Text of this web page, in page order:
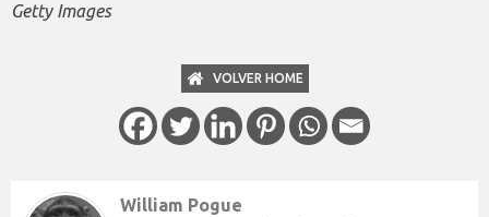
Getty Images
VOLVER HOME
William Pogue